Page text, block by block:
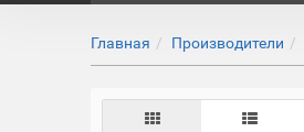
Главная Производители